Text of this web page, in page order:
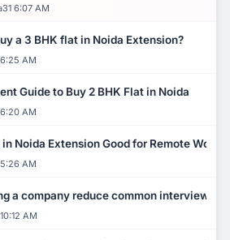
6:07 AM
a 3 BHK flat in Noida Extension?
AM
Guide to Buy 2 BHK Flat in Noida
AM
Noida Extension Good for Remote Work?
AM
a company reduce common interview
AM